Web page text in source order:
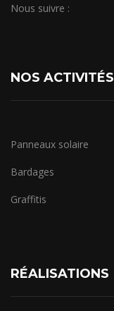
Nous suivre :
NOS ACTIVITÉS
Panneaux solaire
Bardages
Graffitis
RÉALISATIONS